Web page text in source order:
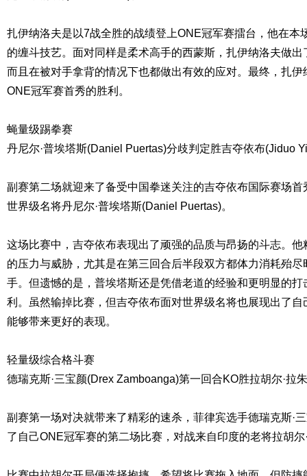
扎伊纳洛夫是以7战全胜的战绩登上ONE冠军赛擂台，他在本
的缠斗技艺。面对同样是柔术高手的西蒙斯，扎伊纳洛夫做
而且在被对手拿背的情况下也都做出有效的应对。最终，扎
ONE冠军赛首秀的胜利。
蝇量级踢拳赛
丹尼尔·普埃塔斯(Daniel Puertas)分歧判定胜吉夺依布(Jiduo
副赛第二场就迎来了备受中国拳迷关注的吉夺依布国际赛场
世界级名将丹尼尔·普埃塔斯(Daniel Puertas)。
这场比赛中，吉夺依布表现出了顽强的品质与昂扬的斗志。
的压力与威胁，尤其是在第三回合后半段双方都体力消耗殆
手。但遗憾的是，普埃塔斯还是凭借老道的经验和更明显的
利。虽然输掉比赛，但吉夺依布面对世界级名将也展现出了
能够带来更好的表现。
轻量级综合格斗赛
德瑞克斯·三宝颜(Drex Zamboanga)第一回合KO胜拉胡尔·拉
副赛第一场对决就带来了精彩的速杀，菲律宾选手德瑞克斯·
了自己ONE冠军赛的第二场比赛，对战来自印度的老将拉胡